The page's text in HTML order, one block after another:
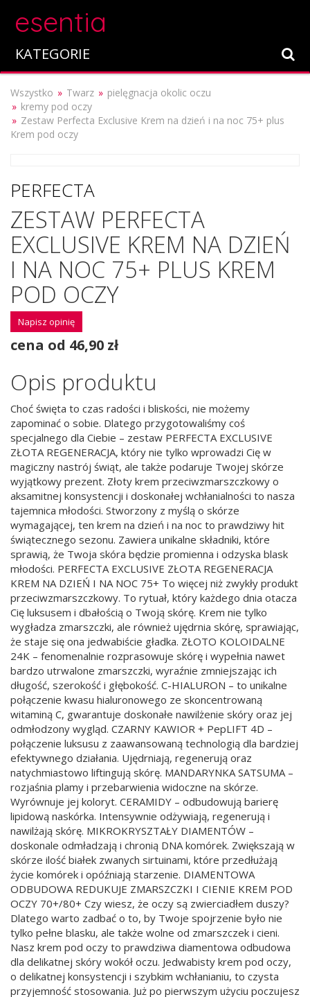
esentia
KATEGORIE
Wszystko Twarz
pielęgnacja okolic oczu
kremy pod oczy
Zestaw Perfecta Exclusive Krem na dzień i na noc 75+ plus
Krem pod oczy
PERFECTA
ZESTAW PERFECTA
EXCLUSIVE KREM NA DZIEŃ
I NA NOC 75+ PLUS KREM
POD OCZY
Napisz opinię
cena od 46,90 zł
Opis produktu
Choć święta to czas radości i bliskości, nie możemy
zapominać o sobie. Dlatego przygotowaliśmy coś
specjalnego dla Ciebie – zestaw PERFECTA EXCLUSIVE
ZŁOTA REGENERACJA, który nie tylko wprowadzi Cię w
magiczny nastrój świąt, ale także podaruje Twojej skórze
wyjątkowy prezent. Złoty krem przeciwzmarszczkowy o
aksamitnej konsystencji i doskonałej wchłanialności to nasza
tajemnica młodości. Stworzony z myślą o skórze
wymagającej, ten krem na dzień i na noc to prawdziwy hit
świątecznego sezonu. Zawiera unikalne składniki, które
sprawią, że Twoja skóra będzie promienna i odzyska blask
młodości. PERFECTA EXCLUSIVE ZŁOTA REGENERACJA
KREM NA DZIEŃ I NA NOC 75+ To więcej niż zwykły produkt
przeciwzmarszczkowy. To rytuał, który każdego dnia otacza
Cię luksusem i dbałością o Twoją skórę. Krem nie tylko
wygładza zmarszczki, ale również ujędrnia skórę, sprawiając,
że staje się ona jedwabiście gładka. ZŁOTO KOLOIDALNE
24K – fenomenalnie rozprasowuje skórę i wypełnia nawet
bardzo utrwalone zmarszczki, wyraźnie zmniejszając ich
długość, szerokość i głębokość. C-HIALURON – to unikalne
połączenie kwasu hialuronowego ze skoncentrowaną
witaminą C, gwarantuje doskonałe nawilżenie skóry oraz jej
odmłodzony wygląd. CZARNY KAWIOR + PepLIFT 4D –
połączenie luksusu z zaawansowaną technologią dla bardziej
efektywnego działania. Ujędrniają, regenerują oraz
natychmiastowo liftingują skórę. MANDARYNKA SATSUMA –
rozjaśnia plamy i przebarwienia widoczne na skórze.
Wyrównuje jej koloryt. CERAMIDY – odbudowują barierę
lipidową naskórka. Intensywnie odżywiają, regenerują i
nawilżają skórę. MIKROKRYSZTAŁY DIAMENTÓW –
doskonale odmładzają i chronią DNA komórek. Zwiększają w
skórze ilość białek zwanych sirtuinami, które przedłużają
życie komórek i opóźniają starzenie. DIAMENTOWA
ODBUDOWA REDUKUJE ZMARSZCZKI I CIENIE KREM POD
OCZY 70+/80+ Czy wiesz, że oczy są zwierciadłem duszy?
Dlatego warto zadbać o to, by Twoje spojrzenie było nie
tylko pełne blasku, ale także wolne od zmarszczek i cieni.
Nasz krem pod oczy to prawdziwa diamentowa odbudowa
dla delikatnej skóry wokół oczu. Jedwabisty krem pod oczy,
o delikatnej konsystencji i szybkim wchłanianiu, to czysta
przyjemność stosowania. Już po pierwszym użyciu poczujesz